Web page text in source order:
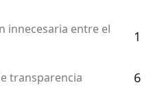
innecesaria entre el
1
transparencia 6